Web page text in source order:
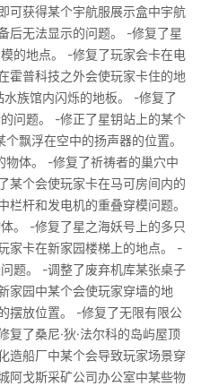
可获得某个宇航服展示盒中宇航
后无法显示的问题。 -修复了星
的地点。 -修复了玩家会卡在电
霍普科技之外会使玩家卡住的地
族馆内闪烁的地板。 -修复了
问题。 -修正了星钥站上的某个
飘浮在空中的扬声器的位置。
体。 -修复了祈祷者的巢穴中
某个会使玩家卡在马可房间内的
杆和发电机的重叠穿模问题。
。 -修复了星之海妖号上的多只
家卡在新家园楼梯上的地点。 -
题。 -调整了废弃机库某张桌子
家园中某个会使玩家穿墙的地
摆放位置。 -修复了无限有限公
了桑尼·狄·法尔科的岛屿屋顶
造船厂中某个会导致玩家场景穿
阿戈斯采矿公司办公室中某些物